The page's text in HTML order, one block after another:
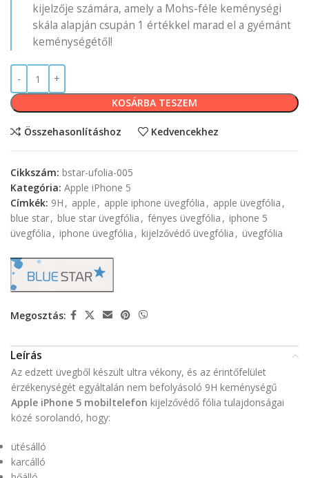
kijelzője számára, amely a Mohs-féle keménységi
skála alapján csupán 1 értékkel marad el a gyémánt
keménységétől!
KOSÁRBA TESZEM
Összehasonlításhoz Kedvencekhez
Cikkszám: bstar-ufolia-005
Kategória: Apple iPhone 5
Címkék: 9H , apple , apple iphone üvegfólia , apple üvegfólia ,
blue star, blue star üvegfólia , fényes üvegfólia , iphone 5
üvegfólia , iphone üvegfólia , kijelzővédő üvegfólia , üvegfólia
Megosztás:
Leírás
Az edzett üvegből készült ultra vékony, és az érintőfelület
érzékenységét egyáltalán nem befolyásoló 9H keménységű
Apple iPhone 5 mobiltelefon kijelzővédő fólia tulajdonságai
közé sorolandó, hogy:
ütésálló
karcálló